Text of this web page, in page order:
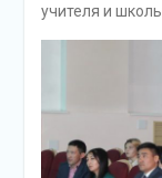
учителя и